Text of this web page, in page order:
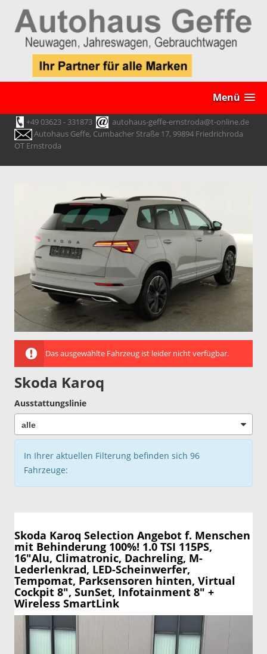
Menü
+49 03623 - 331873
autohaus-geffe-ernstroda@t-online.de
Autohaus Geffe, Cumbacher Straße 17, 99894 Friedrichroda
OT Ernstroda
Das ausgewählte Fahrzeug ist leider nicht verfügbar.
Skoda Karoq
Ausstattungslinie
In Ihrer aktuellen Filterung befinden sich 96
Fahrzeuge:
Skoda Karoq Selection Angebot f. Menschen
mit Behinderung 100%! 1.0 TSI 115PS,
16"Alu, Climatronic, Dachreling, M-
Lederlenkrad, LED-Scheinwerfer,
Tempomat, Parksensoren hinten, Virtual
Cockpit 8", SunSet, Infotainment 8" +
Wireless SmartLink